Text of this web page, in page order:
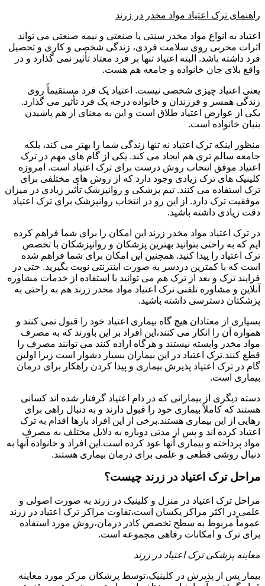
راهنمای ترک اعتیاد مواد مخدر در زرند
اعتیاد به انواع مواد مخدر سنتی یا صنعتی و نیمه صنعتی می تواند
اثرات مخربی روی سلامت فردی، زندگی شخصی و کاری و تحصیل
فرد داشته باشد. البته اعتیاد تنها بر فرد معتاد تأثیر نمی گذارد و در
واقع بلای جان خانواده و جامعه هم هست.
یعنی اعتیاد چیزی شخصی نیست. اعتیاد یک فرد مستقیماً روی
زندگی همسر و فرزندان و خانواده درجه یک فرد تأثیر می گذارد.
یکی از عوارض اعتیاد طلاق است و این به معنای از هم پاشیدن
بنیان خانواده است.
منظور اینکه ترک اعتیاد نه تنها زندگی شما را بهتر می کند، بلکه
جامعه سالم تری هم ایجاد می کند. یکی از گام های مهم در ترک
اعتیاد موفق انتخاب روش درست برای ترک اعتیاد است. امروزه
کلینیک های ترک زیادی وجود دارد که از روش های مختلفی برای
ترک استفاده می کنند. تیم پزشکی و روانپزشک تأثیر زیادی در میزان
موفقیت ترک دارد. از این رو در انتخاب روانپزشک برای ترک اعتیاد
دقت زیادی داشته باشید.
در ترک اعتیاد مواد مخدر زرند این امکان را برای شما فراهم کرده
ایم که به راحتی بتوانید بهترین پزشکان و روانپزشکان با تخصص
ترک اعتیاد را پیدا کنید. همچنین این امکان برای شما فراهم شده
است که با کمترین دردسر به صورت اینترنتی نوبت بگیرید. حتی در
فرایند ترک و بعد از ترک هم می توانید با استفاده از خدمات مشاوره
آنلاین و مشاوره تلفنی ترک اعتیاد مواد مخدر زرند هم به راحتی به
پزشکتان دسترسی داشته باشید.
بسیاری از معتادان هیچ گاه بیماری اعتیاد خود را قبول نمی کنند و
همواره آن را انکار می کنند،این افراد بر این باورند که به مصرف
مواد مخدر وابسته نیستند و هرگاه اراده کنند می توانند مصرف را
قطع کنند.ترک اعتیاد در این بیماران بسیار دشوار است زیرا اولین
گام در ترک اعتیاد پذیرش بیماری و پیدا کردن راهکار برای درمان
بیماری است.
دسته دیگری از بیمارانی که در دام اعتیاد گرفتار شده اند کسانی
هستند که کاملاً بیماری خود را قبول دارند و به دنبال راهی برای
رهایی از این بیماری هستند.برخی از این افراد بارها اقدام به ترک
اعتیاد کرده اند و پس از مدتی دوباره به دلایل مختلف به مصرف
مواد پرداخته و بیماری آنها عود کرده است.این افراد و خانواده آنها به
دنبال روشی قطعی و علمی برای درمان بیماری هستند.
مراحل ترک اعتیاد در زرند چیست؟
مراحل ترک اعتیاد در منزل و کلینیک در زرند به صورت اصولی و
علمی در اکثر مراکز یکسان است،تفاوت مراکز ترک اعتیاد در زرند
عموماً مربوط به سطح تخصص کادر درمان،روش مورد استفاده
برای ترک و امکانات رفاهی مجموعه است.
معاینه پزشکی ترک اعتیاد در زرند
بیمار پس از پذیرش در کلینیک،توسط پزشکان مرکز مورد معاینه